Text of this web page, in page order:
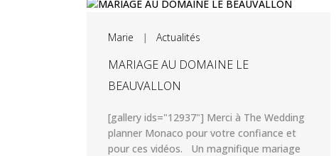
Marie | Actualités
MARIAGE AU DOMAINE LE
BEAUVALLON
[gallery ids="12937"] Merci à The Wedding
planner Monaco pour votre confiance et
pour ces vidéos. Un magnifique mariage